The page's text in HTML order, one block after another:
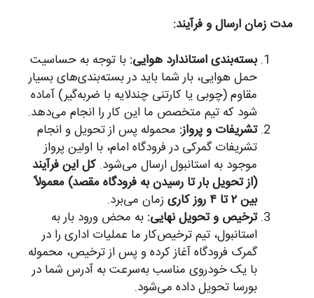
مدت زمان ارسال و فرآیند:
بسته‌بندی استاندارد هوایی:با توجه به حساسیت
حمل هوایی، بار شما باید در بسته‌بندی‌های بسیار
مقاوم (چوبی یا کارتنی چندلایه با ضربه‌گیر) آماده
شود که تیم متخصص ما این کار را انجام می‌دهد.
تشریفات و پرواز:محموله پس از تحویل و انجام
تشریفات گمرکی در فرودگاه امام، با اولین پرواز
موجود به استانبول ارسال می‌شود. کل این فرآیند
(از تحویل بار تا رسیدن به فرودگاه مقصد) معمولاً
بین ۲ تا ۴ روز کاری
زمان می‌برد.
ترخیص و تحویل نهایی:به محض ورود بار به
استانبول، تیم ترخیص‌کار ما عملیات اداری را در
گمرک فرودگاه آغاز کرده و پس از ترخیص، محموله
با یک خودروی مناسب به‌سرعت به آدرس شما در
بورسا تحویل داده می‌شود.